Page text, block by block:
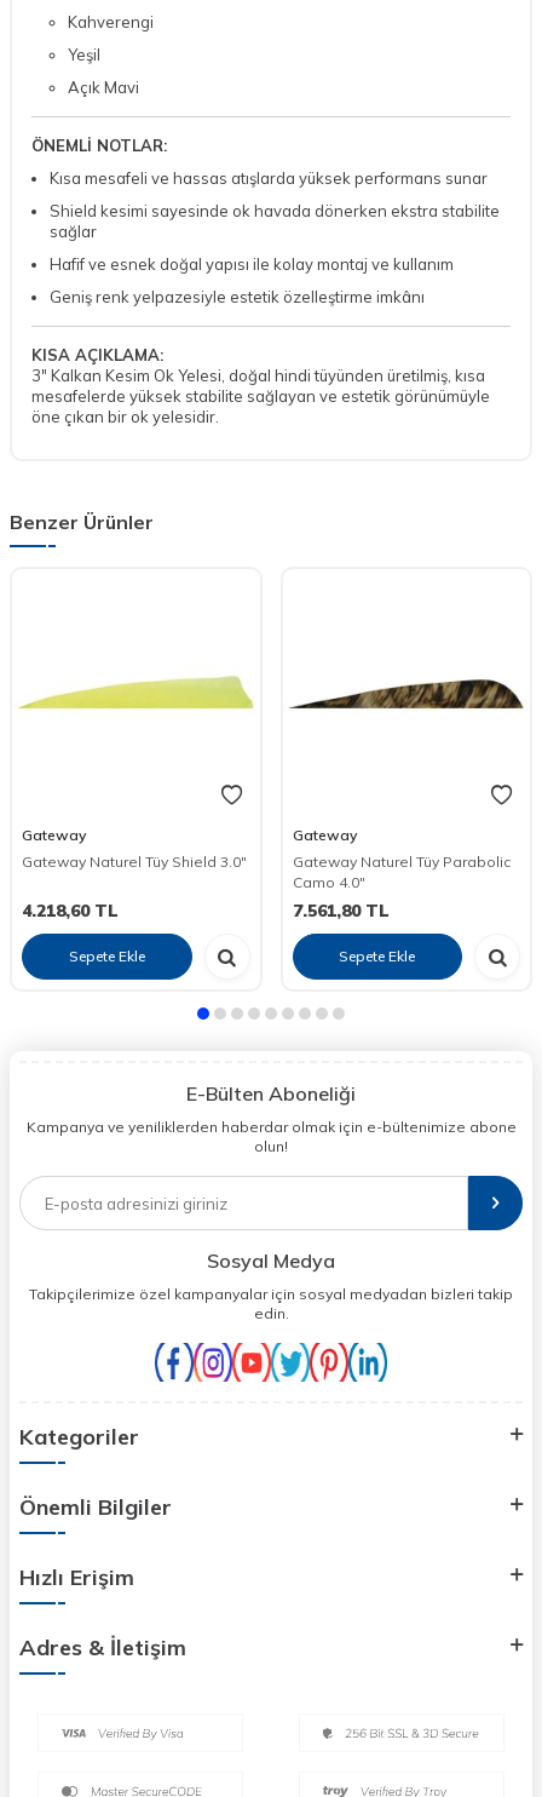
Kahverengi
Yeşil
Açık Mavi
ÖNEMLİ NOTLAR:
Kısa mesafeli ve hassas atışlarda yüksek performans sunar
Shield kesimi sayesinde ok havada dönerken ekstra stabilite
sağlar
Hafif ve esnek doğal yapısı ile kolay montaj ve kullanım
Geniş renk yelpazesiyle estetik özelleştirme imkânı
KISA AÇIKLAMA:
3" Kalkan Kesim Ok Yelesi, doğal hindi tüyünden üretilmiş, kısa
mesafelerde yüksek stabilite sağlayan ve estetik görünümüyle
öne çıkan bir ok yelesidir.
Benzer Ürünler
Gateway
Gateway Naturel Tüy Shield 3.0"
4.218,60TL
Sepete Ekle
Gateway
Gateway Naturel Tüy Parabolic
Camo 4.0"
7.561,80TL
Sepete Ekle
E-Bülten Aboneliği
Kampanya ve yeniliklerden haberdar olmak için e-bültenimize abone
olun!
Sosyal Medya
Takipçilerimize özel kampanyalar için sosyal medyadan bizleri takip
edin.
Kategoriler
Önemli Bilgiler
Hızlı Erişim
Adres & İletişim